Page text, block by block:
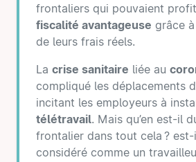
frontaliers qui pouvaient
fiscalité avantageuse grâce
de leurs frais réels.
La crise sanitaire liée au
compliqué les déplacements
incitant les employeurs à
télétravail. Mais qu’en est-il
frontalier dans tout cela ?
considéré comme un